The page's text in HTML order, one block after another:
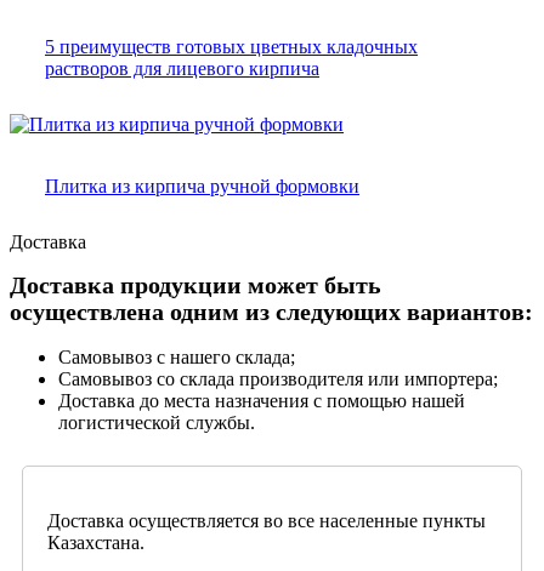
5 преимуществ готовых цветных кладочных
растворов для лицевого кирпича
Плитка из кирпича ручной формовки
Доставка
Доставка продукции может быть
осуществлена одним из следующих вариантов:
Самовывоз с нашего склада;
Самовывоз со склада производителя или импортера;
Доставка до места назначения с помощью нашей
логистической службы.
Доставка осуществляется во все населенные пункты
Казахстана.